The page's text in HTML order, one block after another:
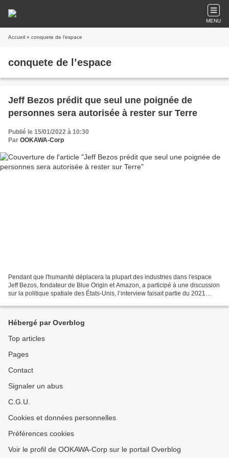
MENU
Accueil » conquete de l’espace
conquete de l’espace
Jeff Bezos prédit que seul une poignée de
personnes sera autorisée à rester sur Terre
Publié le 15/01/2022 à 10:30
Par OOKAWA-Corp
Pendant que l'humanité déplacera la plupart des industries dans l'espace
Jeff Bezos, fondateur de Blue Origin et Amazon, a participé à une discussion
sur la politique spatiale des États-Unis, l’interview faisait partie du 2021
Hébergé par Overblog
Top articles
Pages
Contact
Signaler un abus
C.G.U.
Cookies et données personnelles
Préférences cookies
Voir le profil de OOKAWA-Corp sur le portail Overblog